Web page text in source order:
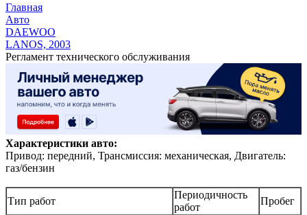
Главная
Авто
DAEWOO
LANOS, 2003
Регламент технического обслуживания
Характеристики авто:
Привод: передний, Трансмиссия: механическая, Двигатель:
газ/бензин
Тип работ
Периодичность
работ
Пробег